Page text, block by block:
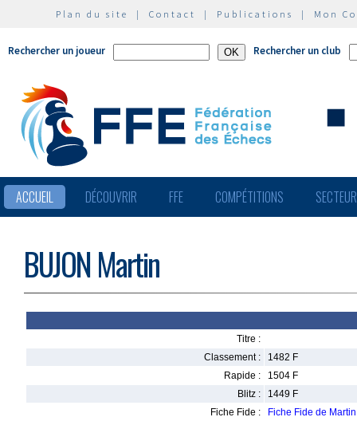
Plan du site | Contact | Publications | Mon
Rechercher un joueur Rechercher un club
ACCUEIL DÉCOUVRIR FFE COMPÉTITIONS
BUJON Martin
Titre :
Classement :
1482 F
Rapide :
1504 F
Blitz :
1449 F
Fiche Fide :
Fiche Fide de